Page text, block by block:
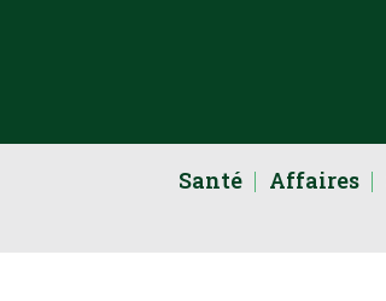
Santé Affaires